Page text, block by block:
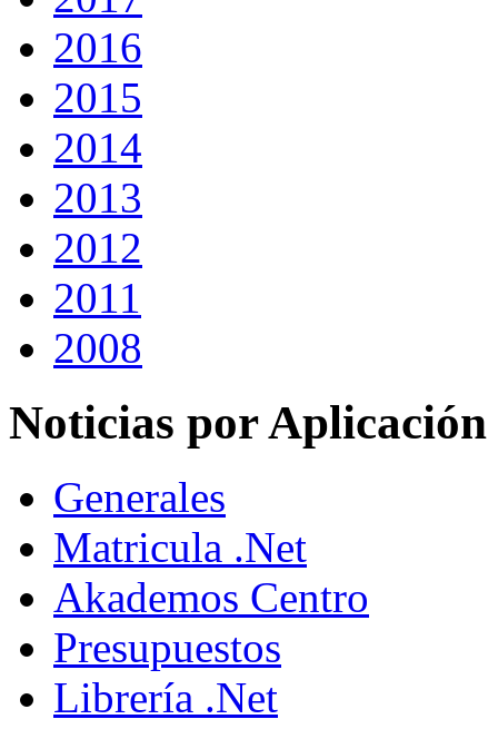
2016
2015
2014
2013
2012
2011
2008
Noticias por Aplicación
Generales
Matricula .Net
Akademos Centro
Presupuestos
Librería .Net